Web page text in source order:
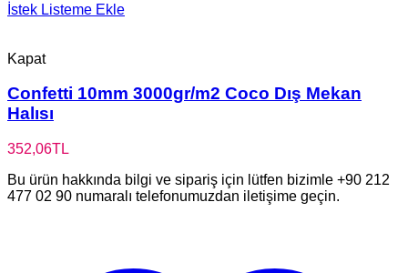
İstek Listeme Ekle
Kapat
Confetti 10mm 3000gr/m2 Coco Dış Mekan
Halısı
352,06TL
Bu ürün hakkında bilgi ve sipariş için lütfen bizimle +90 212
477 02 90 numaralı telefonumuzdan iletişime geçin.